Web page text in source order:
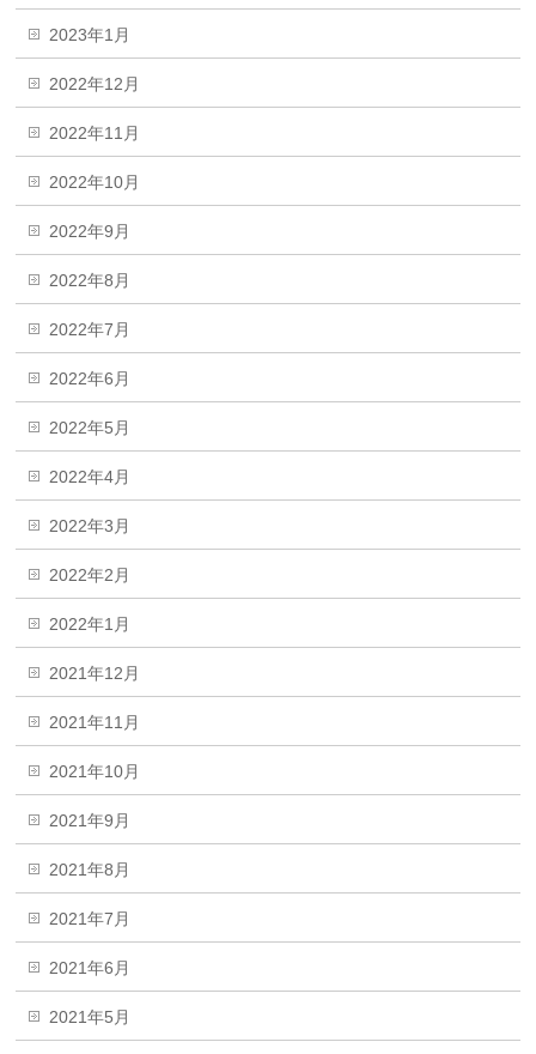
2023年1月
2022年12月
2022年11月
2022年10月
2022年9月
2022年8月
2022年7月
2022年6月
2022年5月
2022年4月
2022年3月
2022年2月
2022年1月
2021年12月
2021年11月
2021年10月
2021年9月
2021年8月
2021年7月
2021年6月
2021年5月